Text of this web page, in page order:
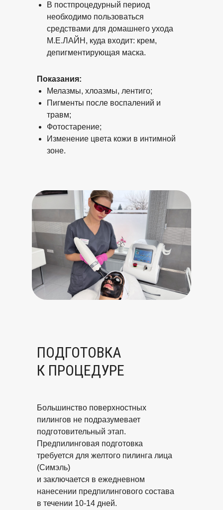
В постпроцедурный период
необходимо пользоваться
средствами для домашнего ухода
M.E.ЛАЙН, куда входит: крем,
депигментирующая маска.
Показания:
Мелазмы, хлоазмы, лентиго;
Пигменты после воспалений и
травм;
Фотостарение;
Изменение цвета кожи в интимной
зоне.
ПОДГОТОВКА
К ПРОЦЕДУРЕ
Большинство поверхностных
пилингов не подразумевает
подготовительный этап.
Предпилинговая подготовка
требуется для желтого пилинга лица
(Симэль)
и заключается в ежедневном
нанесении предпилингового состава
в течении 10-14 дней.